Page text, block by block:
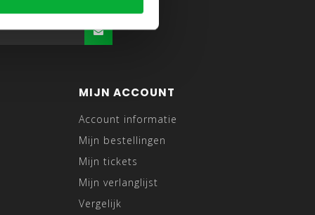
MIJN ACCOUNT
Account informatie
Mijn bestellingen
Mijn tickets
Mijn verlanglijst
Vergelijk